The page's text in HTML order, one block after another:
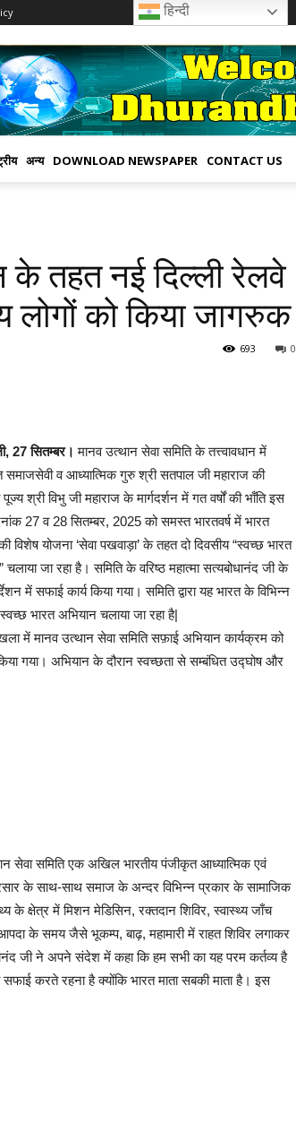
हिन्दी
अन्य DOWNLOAD NEWSPAPER CONTACT US
में सफाई...
के तहत नई दिल्ली रेलवे
लोगों को किया जागरुक
0
693
27 सितम्बर। मानव उत्थान सेवा समिति के तत्त्वावधान में
समाजसेवी व आध्यात्मिक गुरु श्री सतपाल जी महाराज की
श्री विभु जी महाराज के मार्गदर्शन में गत वर्षों की भाँति इस
27 व 28 सितम्बर, 2025 को समस्त भारतवर्ष में भारत
विशेष योजना ‘सेवा पखवाड़ा’ के तहत दो दिवसीय “स्वच्छ भारत
चलाया जा रहा है। समिति के वरिष्ठ महात्मा सत्यबोधानंद जी के
में सफाई कार्य किया गया। समिति द्वारा यह भारत के विभिन्न
स्वच्छ भारत अभियान चलाया जा रहा है|
में मानव उत्थान सेवा समिति सफ़ाई अभियान कार्यक्रम को
गया। अभियान के दौरान स्वच्छता से सम्बंधित उद्घोष और
सेवा समिति एक अखिल भारतीय पंजीकृत आध्यात्मिक एवं
के साथ-साथ समाज के अन्दर विभिन्न प्रकार के सामाजिक
के क्षेत्र में मिशन मेडिसिन, रक्तदान शिविर, स्वास्थ्य जाँच
आपदा के समय जैसे भूकम्प, बाढ़, महामारी में राहत शिविर लगाकर
जी ने अपने संदेश में कहा कि हम सभी का यह परम कर्तव्य है
करते रहना है क्योंकि भारत माता सबकी माता है। इस